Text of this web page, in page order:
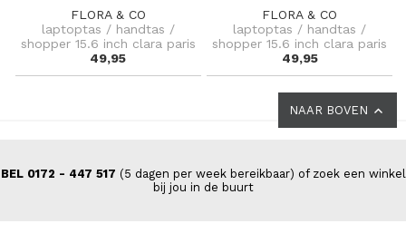
FLORA & CO
laptoptas / handtas /
shopper 15.6 inch clara paris
49,95
FLORA & CO
laptoptas / handtas /
shopper 15.6 inch clara paris
49,95
NAAR BOVEN
BEL 0172 - 447 517 (5 dagen per week bereikbaar) of zoek een winkel
bij jou in de buurt